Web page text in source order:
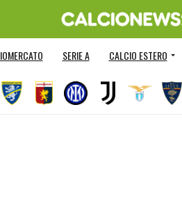
SERIE A CALCIO ESTERO